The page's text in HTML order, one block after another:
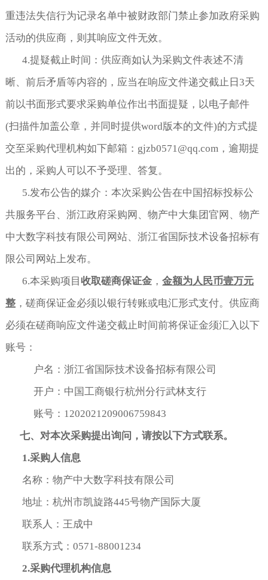
重违法失信行为记录名单中被财政部门禁止参加政府采购
活动的供应商，则其响应文件无效。
4.提疑截止时间：供应商如认为采购文件表述不清
晰、前后矛盾等内容的，应当在响应文件递交截止日3天
前以书面形式要求采购单位作出书面提疑，以电子邮件
(扫描件加盖公章，并同时提供word版本的文件)的方式提
交至采购代理机构如下邮箱：gjzb0571@qq.com，逾期提
出的，采购人可以不予受理、答复。
5.发布公告的媒介：本次采购公告在中国招标投标公
共服务平台、浙江政府采购网、物产中大集团官网、物产
中大数字科技有限公司网站、浙江省国际技术设备招标有
限公司网站上发布。
6.本采购项目收取磋商保证金 ，金额为人民币壹万元
整，磋商保证金必须以银行转账或电汇形式支付。供应商
必须在磋商响应文件递交截止时间前将保证金须汇入以下
账号：
户名：浙江省国际技术设备招标有限公司
开户：中国工商银行杭州分行武林支行
账号：1202021209006759843
七、对本次采购提出询问，请按以下方式联系。
1.采购人信息
名称：物产中大数字科技有限公司
地址：杭州市凯旋路445号物产国际大厦
联系人：王成中
联系方式：0571-88001234
2.采购代理机构信息